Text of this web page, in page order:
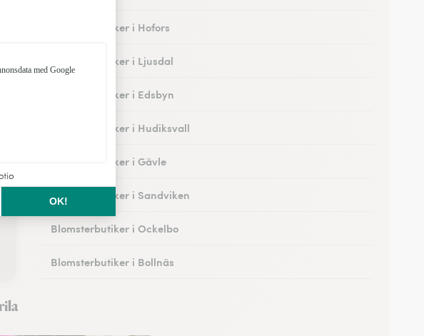
Blomsterbutiker i Hofors
Blomsterbutiker i Ljusdal
Blomsterbutiker i Edsbyn
Blomsterbutiker i Hudiksvall
Blomsterbutiker i Gävle
Blomsterbutiker i Sandviken
Blomsterbutiker i Ockelbo
Blomsterbutiker i Bollnäs